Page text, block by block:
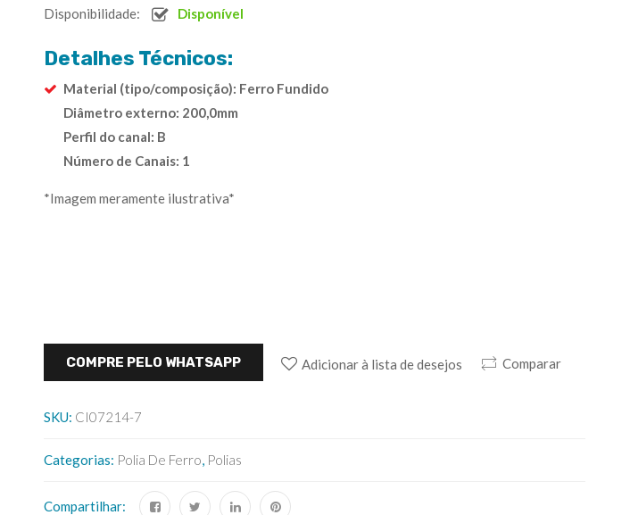
Disponibilidade: Disponível
Detalhes Técnicos:
Material (tipo/composição): Ferro Fundido
Diâmetro externo: 200,0mm
Perfil do canal: B
Número de Canais: 1
*Imagem meramente ilustrativa*
COMPRE PELO WHATSAPP Adicionar à lista de desejos Comparar
SKU: CI07214-7
Categorias: Polia De Ferro, Polias
Compartilhar: